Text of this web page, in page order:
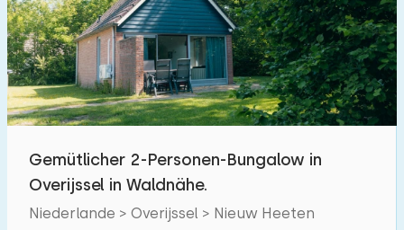
Gemütlicher 2-Personen-Bungalow in
Overijssel in Waldnähe.
Niederlande > Overijssel > Nieuw Heeten